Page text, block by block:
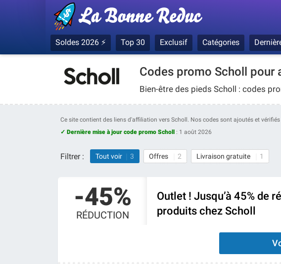
Soldes 2026 ⚡ Top 30 Exclusif Catégories
Codes promo Scholl pour
Bien-être des pieds Scholl : codes
Ce site contient des liens d'affiliation vers Scholl. Nos codes sont ajoutés et
✓ Dernière mise à jour code promo Scholl
: 1 août 2026
Filtrer : Tout voir 3 Offres 2 Livraison gratuite 1
-45%
RÉDUCTION
Outlet ! Jusqu’à 45% de
produits chez Scholl